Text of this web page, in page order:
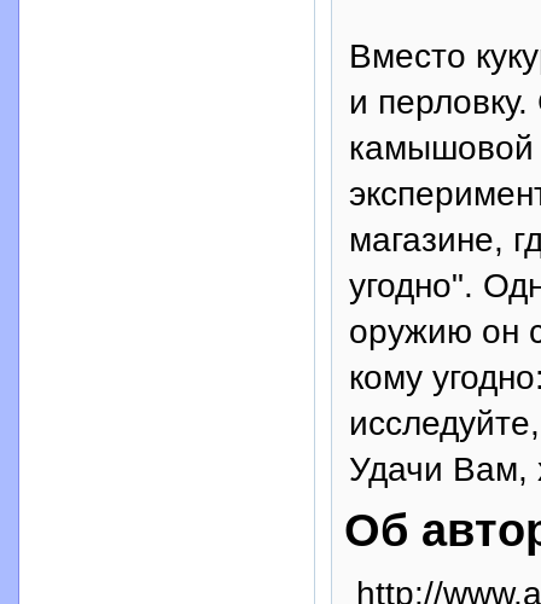
Вместо
и
камышовой
магазине,
угодно".
оружию он
кому
Удачи Вам,
Об
http://